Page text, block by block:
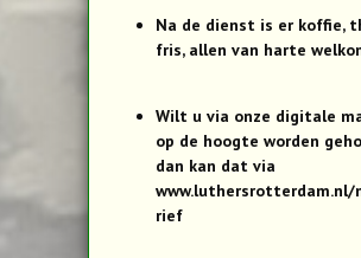
Na de dienst is er koffie,
fris, allen van harte
Wilt u via onze digitale
op de hoogte worden
dan kan dat via
www.luthersrotterdam.nl/
rief